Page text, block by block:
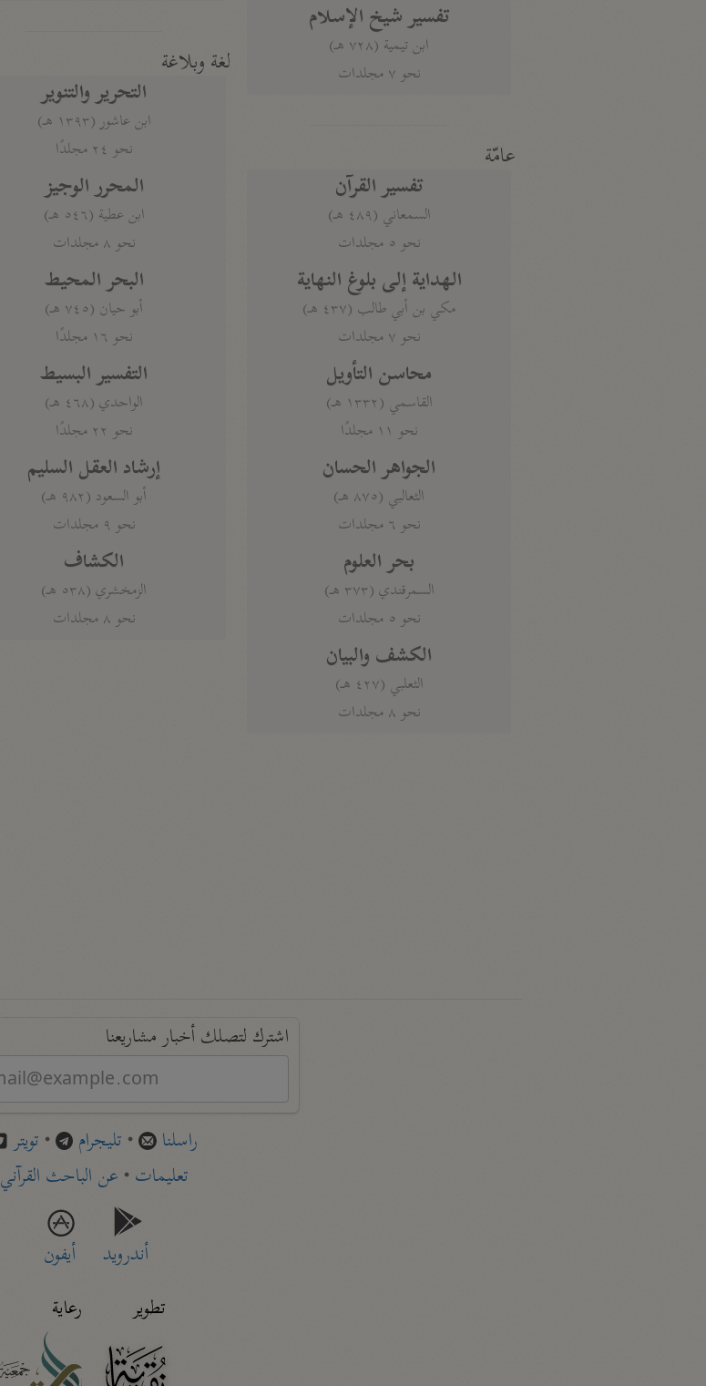
تفسير شيخ الإسلام
ابن تيمية (٧٢٨ هـ)
نحو ٧ مجلدات
عامّة
تفسير القرآن
السمعاني (٤٨٩ هـ)
نحو ٥ مجلدات
الهداية إلى بلوغ النهاية
مكي بن أبي طالب (٤٣٧ هـ)
نحو ٧ مجلدات
محاسن التأويل
القاسمي (١٣٣٢ هـ)
نحو ١١ مجلدًا
الجواهر الحسان
الثعالبي (٨٧٥ هـ)
نحو ٦ مجلدات
بحر العلوم
السمرقندي (٣٧٣ هـ)
نحو ٥ مجلدات
الكشف والبيان
الثعلبي (٤٢٧ هـ)
نحو ٨ مجلدات
لغة وبلاغة
التحرير والتنوير
ابن عاشور (١٣٩٣ هـ)
نحو ٢٤ مجلدًا
المحرر الوجيز
ابن عطية (٥٤٦ هـ)
نحو ٨ مجلدات
البحر المحيط
أبو حيان (٧٤٥ هـ)
نحو ١٦ مجلدًا
التفسير البسيط
الواحدي (٤٦٨ هـ)
نحو ٢٢ مجلدًا
إرشاد العقل السليم
أبو السعود (٩٨٢ هـ)
نحو ٩ مجلدات
الكشاف
الزمخشري (٥٣٨ هـ)
نحو ٨ مجلدات
اشترك لتصلك أخبار مشاريعنا
راسلنا • تليجرام • تويتر
تعليمات• عن الباحث القرآني
أندرويد
أيفون
تطوير
رعاية